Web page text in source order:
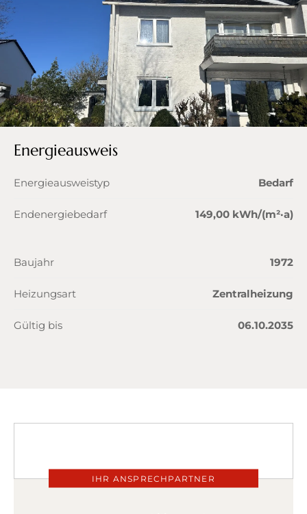
Energieausweis
Energieausweistyp Bedarf
Endenergiebedarf 149,00 kWh/(m²·a)
Baujahr 1972
Heizungsart Zentralheizung
Gültig bis 06.10.2035
IHR ANSPRECHPARTNER